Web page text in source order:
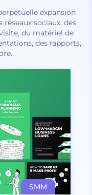
expansion
sociaux, des
du matériel de
des rapports,